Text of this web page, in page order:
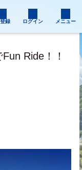
録 ログイン メニュー
Ride！！